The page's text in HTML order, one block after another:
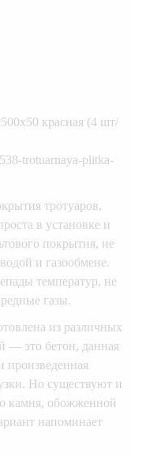
красная (4 шт/
trotuarnaya-plitka-
тротуаров,
в установке и
покрытия, не
и газообмене.
температур, не
газы.
из различных
— это бетон, данная
произведенная
Но существуют и
камня, обожженной
напоминает